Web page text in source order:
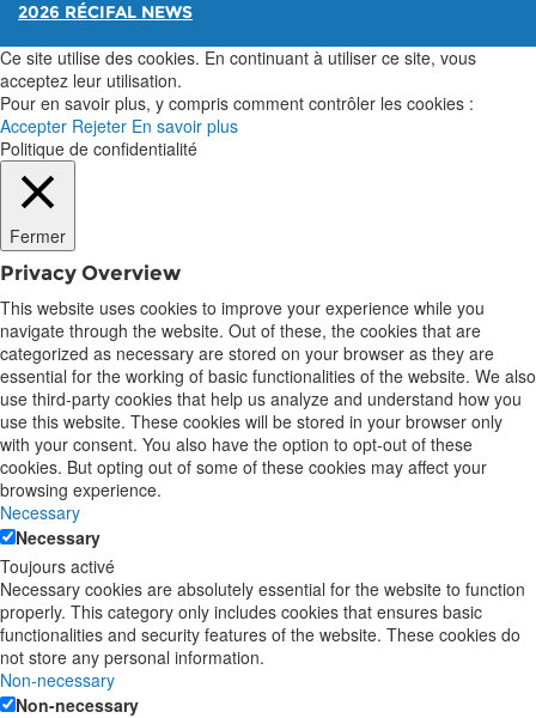
2026 RÉCIFAL NEWS
Ce site utilise des cookies. En continuant à utiliser ce site, vous
acceptez leur utilisation.
Pour en savoir plus, y compris comment contrôler les cookies :
Accepter Rejeter En savoir plus
Politique de confidentialité
Fermer
Privacy Overview
This website uses cookies to improve your experience while you
navigate through the website. Out of these, the cookies that are
categorized as necessary are stored on your browser as they are
essential for the working of basic functionalities of the website. We also
use third-party cookies that help us analyze and understand how you
use this website. These cookies will be stored in your browser only
with your consent. You also have the option to opt-out of these
cookies. But opting out of some of these cookies may affect your
browsing experience.
Necessary
Necessary
Toujours activé
Necessary cookies are absolutely essential for the website to function
properly. This category only includes cookies that ensures basic
functionalities and security features of the website. These cookies do
not store any personal information.
Non-necessary
Non-necessary